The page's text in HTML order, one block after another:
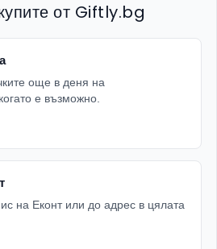
от Giftly.bg
още в деня на
е възможно.
на Еконт или до адрес в цялата